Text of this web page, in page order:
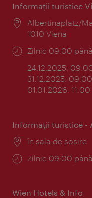
Informaţii turistice
Locul:
Albertinaplatz/
1010 Viena
Program:
Zilnic 09:00
24.12.2025:
31.12.2025:
01.01.2026:
Informaţii turistice -
Locul:
în sala de sosire
Program:
Zilnic 09:00
Wien Hotels & Info